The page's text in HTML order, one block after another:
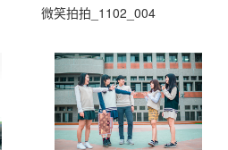
微笑拍拍_1102_004